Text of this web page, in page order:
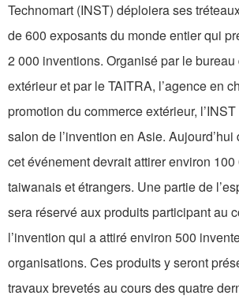
Technomart (INST) déploiera ses
de 600 exposants du monde entier qui
2 000 inventions. Organisé par le
extérieur et par le TAITRA, l’agence en
promotion du commerce extérieur,
salon de l’invention en Asie. Aujourd’hui
cet événement devrait attirer environ
taiwanais et étrangers. Une partie de
sera réservé aux produits participant au
l’invention qui a attiré environ 500
organisations. Ces produits y seront
travaux brevetés au cours des quatre